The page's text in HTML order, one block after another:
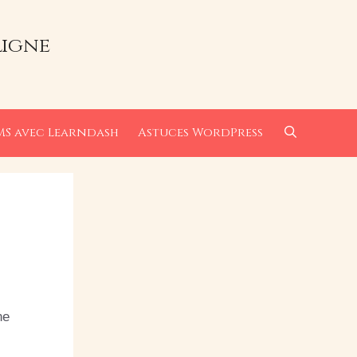
avec Learndash Astuces WordPress